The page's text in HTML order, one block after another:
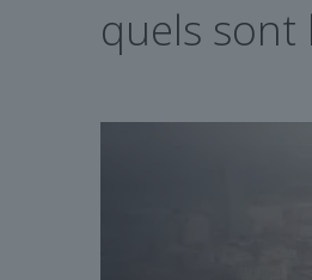
quels sont